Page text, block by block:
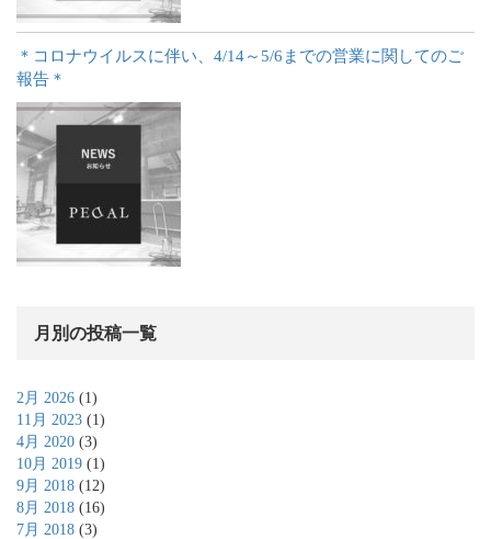
＊コロナウイルスに伴い、4/14～5/6までの営業に関してのご
報告＊
月別の投稿一覧
2月 2026 (1)
11月 2023 (1)
4月 2020 (3)
10月 2019 (1)
9月 2018 (12)
8月 2018 (16)
7月 2018 (3)